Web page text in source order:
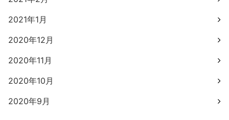
2021年1月
2020年12月
2020年11月
2020年10月
2020年9月